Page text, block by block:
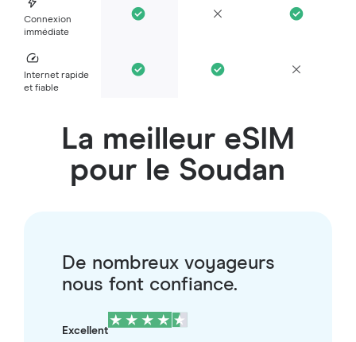
Connexion
immédiate
Internet rapide
et fiable
La meilleur eSIM
pour le Soudan
De nombreux voyageurs
nous font confiance.
Excellent